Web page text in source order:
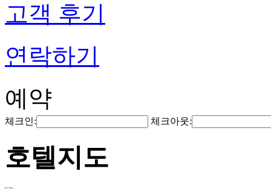
고객 후기
연락하기
예약
체크인: 체크아웃:
호텔지도